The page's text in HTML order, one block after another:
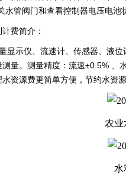
水管阀门和查看控制器电压电池
费简介：
显示仪、流速计、传感器、液
量。测量精度：流速±0.5%
资源费更简单方便，节约水资
农业
水